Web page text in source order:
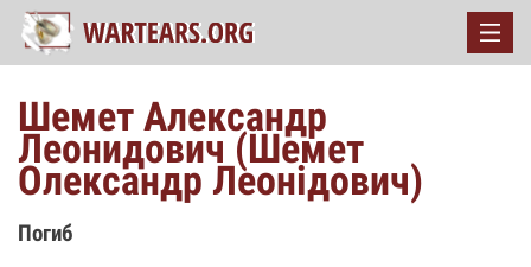
Шемет Александр
Леонидович (Шемет
Олександр Леонідович)
Погиб